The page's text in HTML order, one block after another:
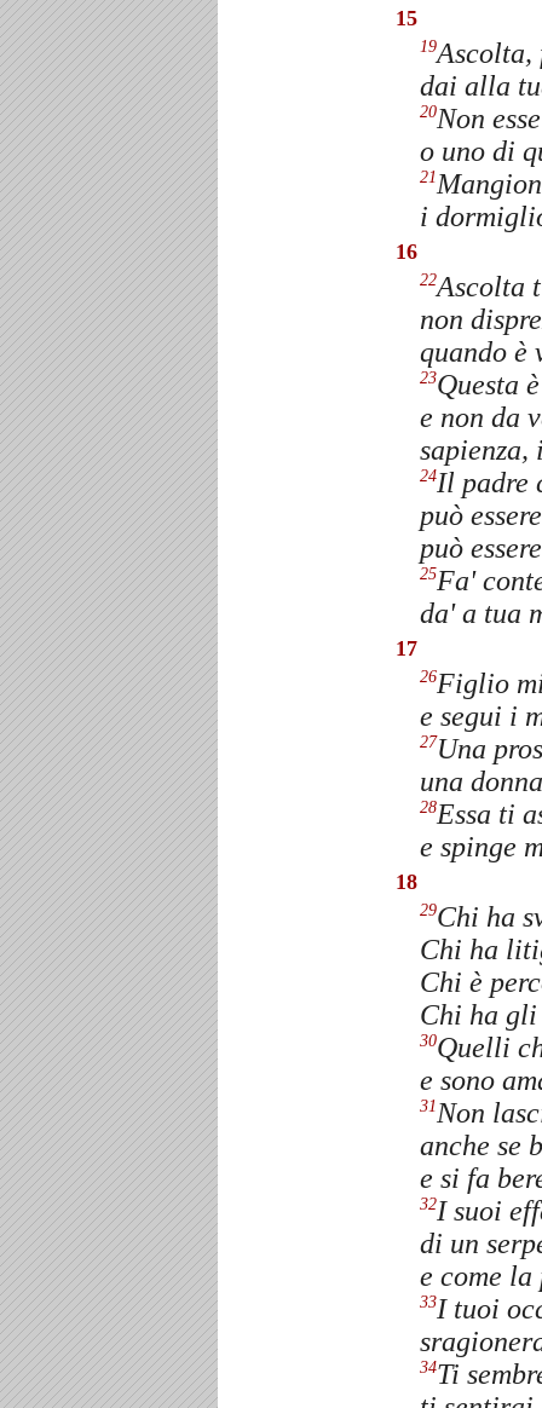
15
19Ascolta,
dai alla
20Non
o uno di
21
i
16
22Ascolta
non
quando è
23Questa
e non da
sapienza,
24Il padre
può
può
25Fa'
da' a tua
17
26Figlio
e segui i
27Una
una
28Essa ti
e spinge
18
29Chi ha
Chi ha
Chi è
Chi ha
30Quelli
e sono
31 Non
anche se
e si fa
32I suoi
di un
e come
33I tuoi
34Ti